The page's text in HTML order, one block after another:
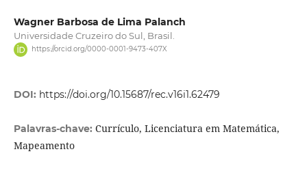
Wagner Barbosa de Lima Palanch
Universidade Cruzeiro do Sul, Brasil.
https://orcid.org/0000-0001-9473-407X
DOI: https://doi.org/10.15687/rec.v16i1.62479
Palavras-chave: Currículo, Licenciatura em Matemática,
Mapeamento